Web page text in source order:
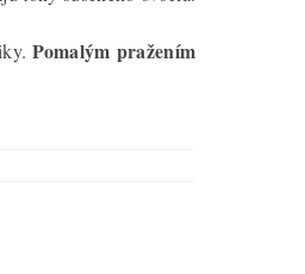
Pomalým pražením